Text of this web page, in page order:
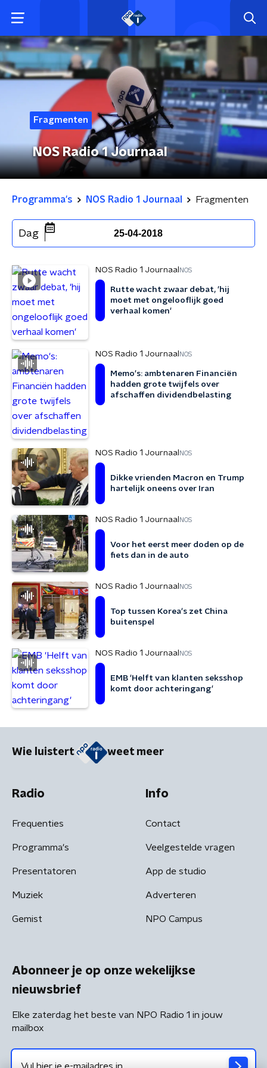
Fragmenten
NOS Radio 1 Journaal
Programma's NOS Radio 1 Journaal Fragmenten
Dag 25-04-2018
NOS Radio 1 Journaal NOS
Rutte wacht zwaar debat, 'hij
moet met ongelooflijk goed
verhaal komen'
NOS Radio 1 Journaal NOS
Memo's: ambtenaren Financiën
hadden grote twijfels over
afschaffen dividendbelasting
NOS Radio 1 Journaal NOS
Dikke vrienden Macron en Trump
hartelijk oneens over Iran
NOS Radio 1 Journaal NOS
Voor het eerst meer doden op de
fiets dan in de auto
NOS Radio 1 Journaal NOS
Top tussen Korea's zet China
buitenspel
NOS Radio 1 Journaal NOS
EMB 'Helft van klanten seksshop
komt door achteringang'
Wie luistert weet meer
Radio
Frequenties
Programma's
Presentatoren
Muziek
Gemist
Info
Contact
Veelgestelde vragen
App de studio
Adverteren
NPO Campus
Abonneer je op onze wekelijkse
nieuwsbrief
Elke zaterdag het beste van NPO Radio 1 in jouw
mailbox